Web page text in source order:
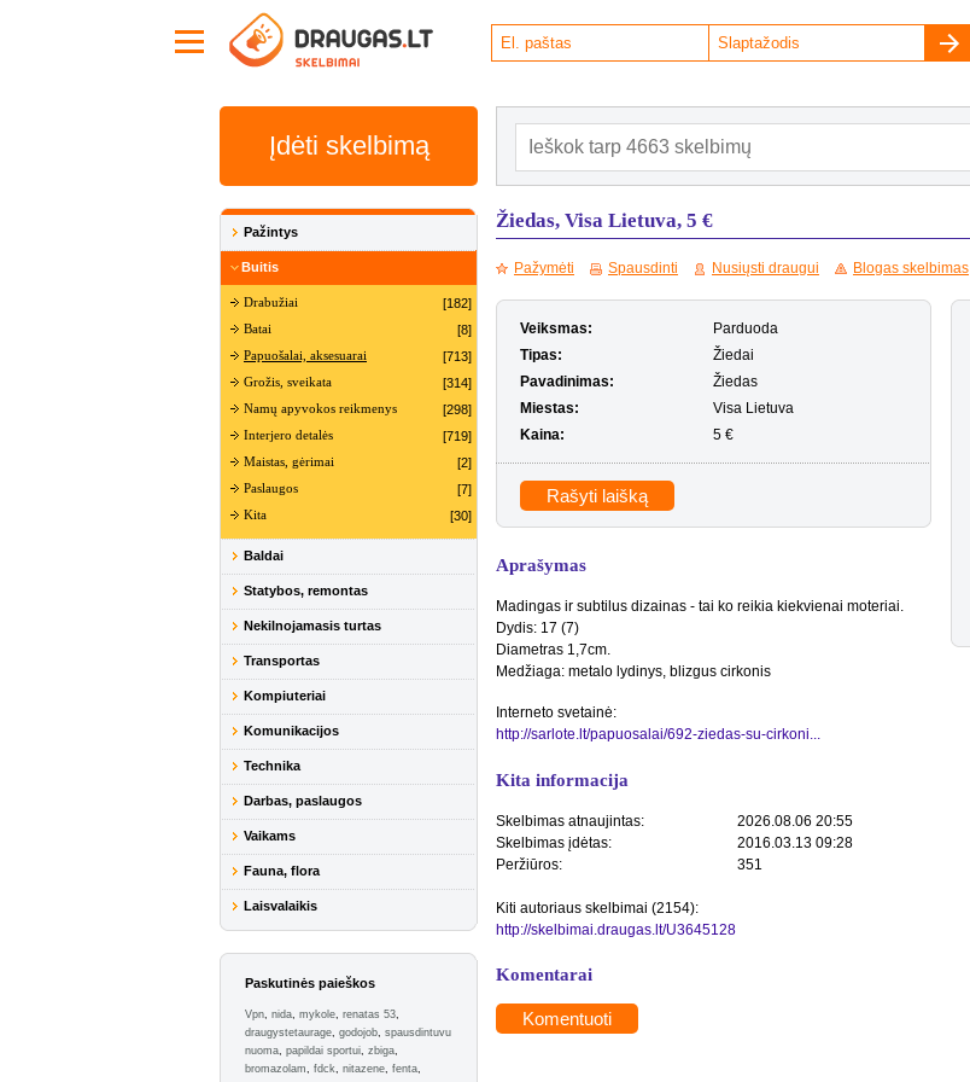
Įdėti skelbimą
Pažintys
Buitis
Drabužiai [182]
Batai [8]
Papuošalai, aksesuarai [713]
Grožis, sveikata [314]
Namų apyvokos reikmenys [298]
Interjero detalės [719]
Maistas, gėrimai [2]
Paslaugos [7]
Kita [30]
Baldai
Statybos, remontas
Nekilnojamasis turtas
Transportas
Kompiuteriai
Komunikacijos
Technika
Darbas, paslaugos
Vaikams
Fauna, flora
Laisvalaikis
Paskutinės paieškos
Vpn, nida, mykole, renatas 53,
draugystetaurage, godojob, spausdintuvu
nuoma, papildai sportui, zbiga,
bromazolam, fdck, nitazene, fenta,
Žiedas, Visa Lietuva, 5 €
Pažymėti Spausdinti Nusiųsti draugui Blogas skelbimas
Veiksmas:
Parduoda
Tipas:
Žiedai
Pavadinimas:
Žiedas
Miestas:
Visa Lietuva
Kaina:
5 €
Rašyti laišką
Aprašymas
Madingas ir subtilus dizainas - tai ko reikia kiekvienai moteriai.
Dydis: 17 (7)
Diametras 1,7cm.
Medžiaga: metalo lydinys, blizgus cirkonis
Interneto svetainė:
http://sarlote.lt/papuosalai/692-ziedas-su-cirkoni...
Kita informacija
Skelbimas atnaujintas:
2026.08.06 20:55
Skelbimas įdėtas:
2016.03.13 09:28
Peržiūros:
351
Kiti autoriaus skelbimai (2154):
http://skelbimai.draugas.lt/U3645128
Komentarai
Komentuoti